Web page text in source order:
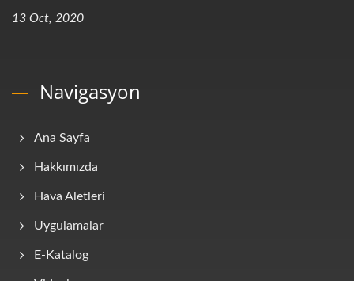
13 Oct, 2020
Navigasyon
Ana Sayfa
Hakkımızda
Hava Aletleri
Uygulamalar
E-Katalog